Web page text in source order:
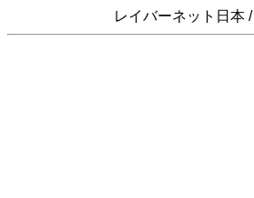
レイバーネット日本 /